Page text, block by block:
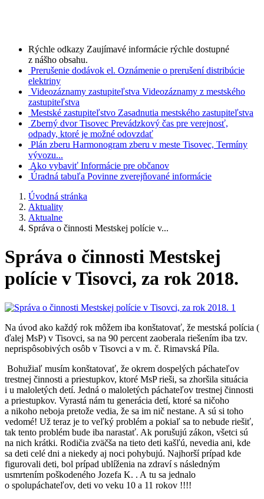
Rýchle odkazy Zaujímavé informácie rýchle dostupné
z nášho obsahu.
Prerušenie dodávok el. Oznámenie o prerušení distribúcie
elektriny
Videozáznamy zastupiteľstva Videozáznamy z mestského
zastupiteľstva
Mestské zastupiteľstvo Zasadnutia mestského zastupiteľstva
Zberný dvor Tisovec Prevádzkový čas pre verejnosť,
odpady, ktoré je možné odovzdať
Plán zberu Harmonogram zberu v meste Tisovec, Termíny
vývozu...
Ako vybaviť Informácie pre občanov
Úradná tabuľa Povinne zverejňované informácie
Úvodná stránka
Aktuality
Aktualne
Správa o činnosti Mestskej polície v...
Správa o činnosti Mestskej
polície v Tisovci, za rok 2018.
Na úvod ako každý rok môžem iba konštatovať, že mestská polícia (
ďalej MsP) v Tisovci, sa na 90 percent zaoberala riešením iba tzv.
neprispôsobivých osôb v Tisovci a v m. č. Rimavská Píla.
Bohužiaľ musím konštatovať, že okrem dospelých páchateľov
trestnej činnosti a priestupkov, ktoré MsP rieši, sa zhoršila situácia
i u maloletých detí. Jedná o maloletých páchateľov trestnej činnosti
a priestupkov. Vyrastá nám tu generácia detí, ktoré sa ničoho
a nikoho neboja pretože vedia, že sa im nič nestane. A sú si toho
vedomé! Už teraz je to veľký problém a pokiaľ sa to nebude riešiť,
tak tento problém bude iba narastať. Ak porušujú zákon, všetci sú
na nich krátki. Rodičia zväčša na tieto deti kašľú, nevedia ani, kde
sa deti celé dni a niekedy aj noci pohybujú. Najhorší prípad kde
figurovali deti, bol prípad ublíženia na zdraví s následným
usmrtením poškodeného Jozefa K. . A tu sa jednalo
o spolupáchateľov, deti vo veku 10 a 11 rokov !!!!